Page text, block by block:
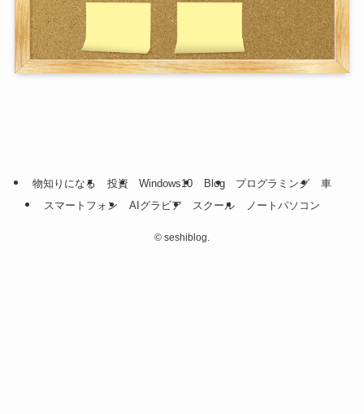
物知りになる 投資 Windows10 Blog プログラミング
車
スマートフォン
AIグラビア スクール ノートパソコン
© seshiblog.